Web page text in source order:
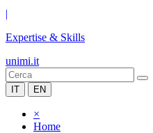
|
Expertise & Skills
unimi.it
IT EN
×
Home